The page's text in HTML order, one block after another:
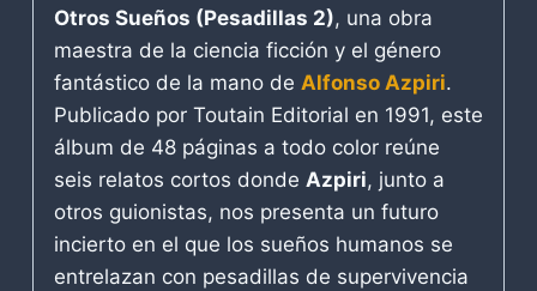
Otros Sueños (Pesadillas 2), una obra
maestra de la ciencia ficción y el género
fantástico de la mano de Alfonso Azpiri.
Publicado por Toutain Editorial en 1991, este
álbum de 48 páginas a todo color reúne
seis relatos cortos donde Azpiri, junto a
otros guionistas, nos presenta un futuro
incierto en el que los sueños humanos se
entrelazan con pesadillas de supervivencia